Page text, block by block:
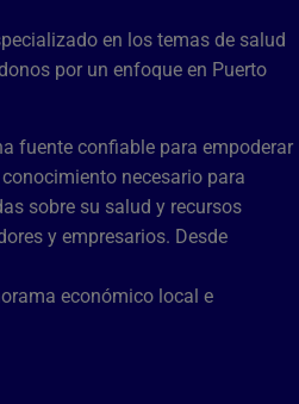
en los temas de salud
por un enfoque en Puerto
fuente confiable para empoderar
necesario para
sobre su salud y recursos
y empresarios. Desde
económico local e